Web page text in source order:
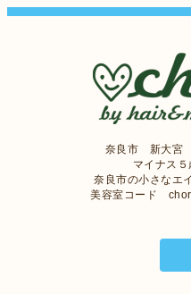
奈良市 新大宮
マイナス
奈良市の小さなエ
美容室コード